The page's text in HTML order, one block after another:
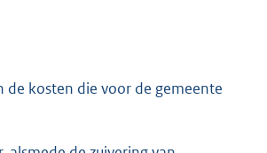
kosten die voor de gemeente